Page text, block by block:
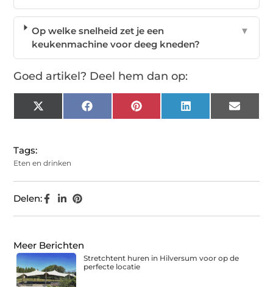
Op welke snelheid zet je een
keukenmachine voor deeg kneden?
▼
Goed artikel? Deel hem dan op:
X
(Twitter)
Facebook Pinterest LinkedIn Email
Tags:
Eten en drinken
Delen:
Meer Berichten
Stretchtent huren in Hilversum voor op de
perfecte locatie